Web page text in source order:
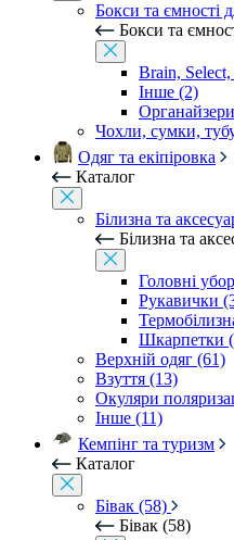
Бокси та ємності
Бокси та
Brain,
Інше (2)
Чохли, сумки,
Одяг та екіпіровка
Каталог
Білизна та
Білизна та
Головні
Рукавички
Шкарпетки
Верхній одяг (61)
Взуття (13)
Окуляри
Інше (11)
Кемпінг та туризм
Каталог
Бівак (58)
Бівак (58)